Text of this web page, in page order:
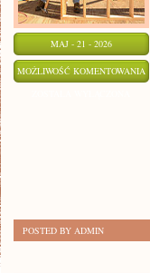
MAJ - 21 - 2026
MOŻLIWOŚĆ KOMENTOWANIA
POSTED BY ADMIN